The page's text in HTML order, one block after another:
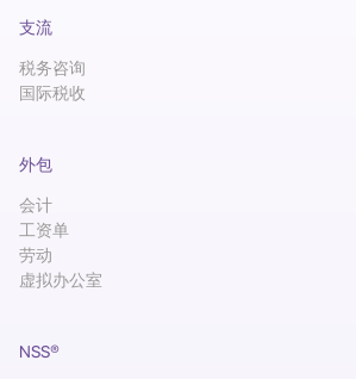
支流
税务咨询
国际税收
外包
会计
工资单
劳动
虚拟办公室
NSS®